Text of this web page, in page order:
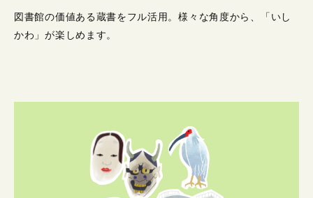
図書館の価値ある蔵書をフル活用。様々な角度から、「いし
かわ」が楽しめます。